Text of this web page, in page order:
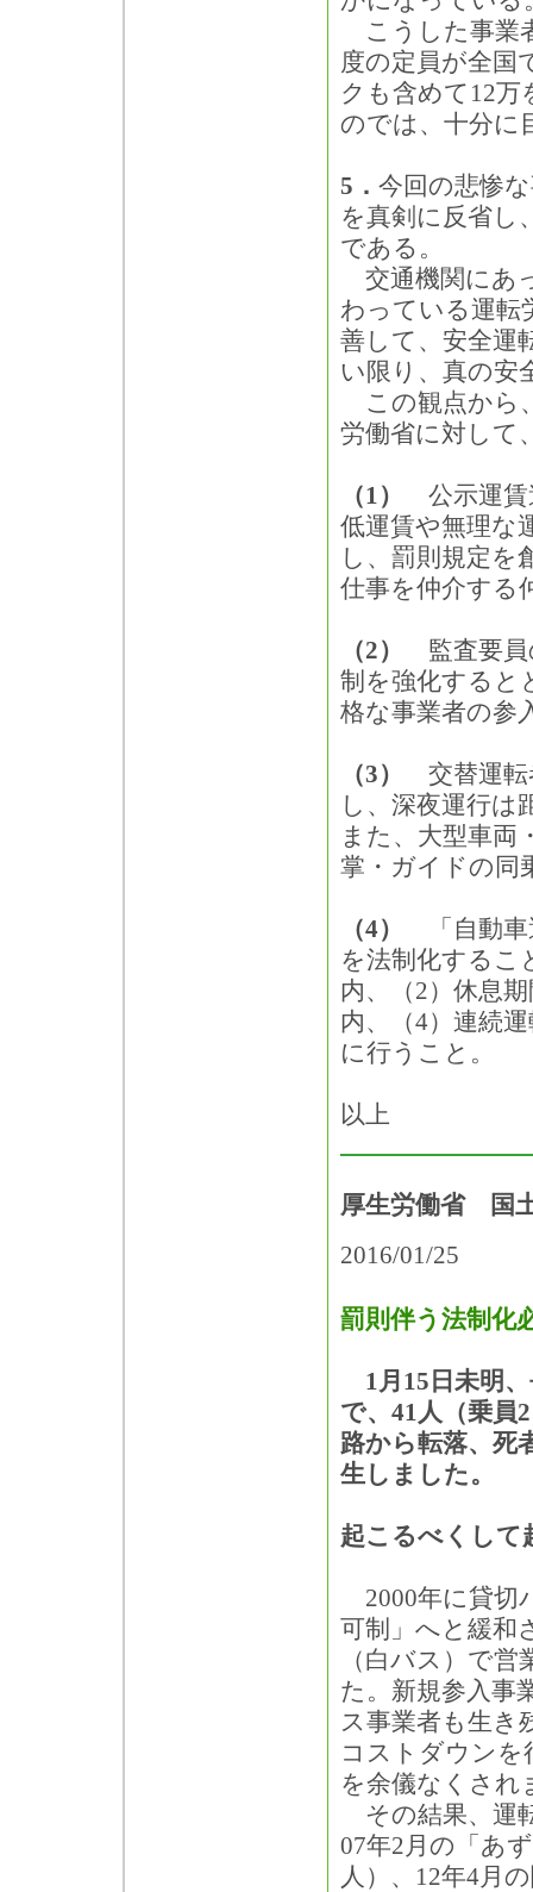
こうした事業
度の定員が全国
クも含めて12
のでは、十分に
5． 今回の悲惨
を真剣に反省し
である。
交通機関にあ
わっている運転
善して、安全運
い限り、真の安
この観点から
労働省に対して
（1）
公示運賃
低運賃や無理な
し、罰則規定を
仕事を仲介する
（2）
監査要員
制を強化すると
格な事業者の参
（3）
交替運転
し、深夜運行は
また、大型車両
掌・ガイドの同
（4）
「自動車
を法制化するこ
内、（2）休息
内、（4）連続
に行うこと。
以上
厚生労働省 国
2016/01/25
罰則伴う法制化
1月15日未明
で、41人（乗員
路から転落、死
生しました。
起こるべくして
2000年に貸切
可制」へと緩和
（白バス）で
た。新規参入事
ス事業者も生き
コストダウンを
を余儀なくされ
その結果、運
07年2月の「あ
人）、12年4月